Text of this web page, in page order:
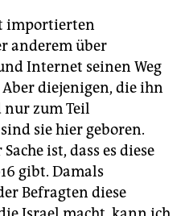
importierten
anderem über
Internet seinen Weg
diejenigen, die ihn
zum Teil
sie hier geboren.
ist, dass es diese
gibt. Damals
Befragten diese